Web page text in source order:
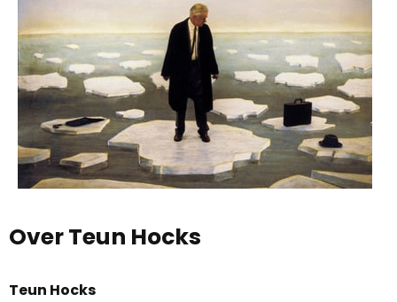
Over Teun Hocks
Teun Hocks